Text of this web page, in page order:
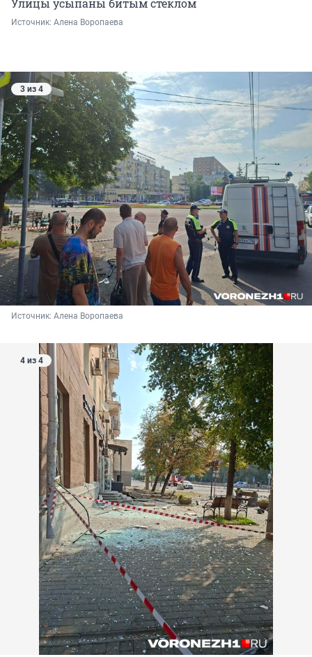
Улицы усыпаны битым стеклом
Источник: Алена Воропаева
3 из 4
Источник: Алена Воропаева
4 из 4